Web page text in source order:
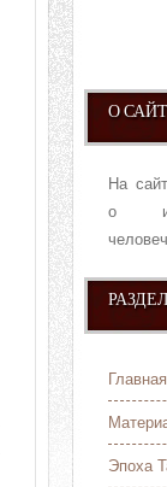
О
На
о
Главная
Эпоха